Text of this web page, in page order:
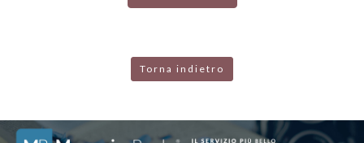
Torna indietro